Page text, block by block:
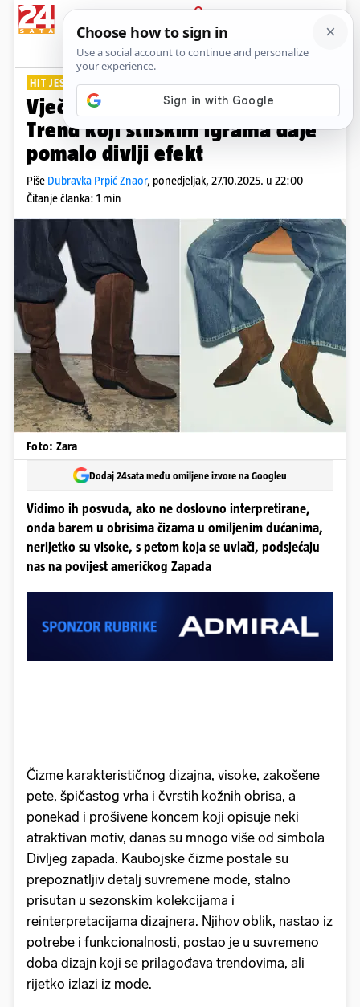
PRIJAVA
Lifestyle Komentari
HIT JESENI
Vječni šarm kaubojskih čizama:
Trend koji stilskim igrama daje
pomalo divlji efekt
Piše Dubravka Prpić Znaor, ponedjeljak, 27.10.2025. u 22:00
Čitanje članka: 1 min
Foto: Zara
Dodaj 24sata među omiljene izvore na Googleu
Vidimo ih posvuda, ako ne doslovno interpretirane,
onda barem u obrisima čizama u omiljenim dućanima,
nerijetko su visoke, s petom koja se uvlači, podsjećaju
nas na povijest američkog Zapada
Čizme karakterističnog dizajna, visoke, zakošene
pete, špičastog vrha i čvrstih kožnih obrisa, a
ponekad i prošivene koncem koji opisuje neki
atraktivan motiv, danas su mnogo više od simbola
Divljeg zapada. Kaubojske čizme postale su
prepoznatljiv detalj suvremene mode, stalno
prisutan u sezonskim kolekcijama i
reinterpretacijama dizajnera. Njihov oblik, nastao iz
potrebe i funkcionalnosti, postao je u suvremeno
doba dizajn koji se prilagođava trendovima, ali
rijetko izlazi iz mode.